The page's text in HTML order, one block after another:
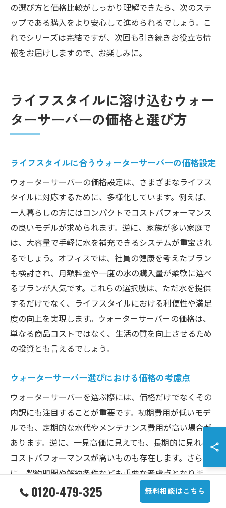
の選び方と価格比較がしっかり理解できたら、次のステ
ップである購入をより安心して進められるでしょう。こ
れでシリーズは完結ですが、次回も引き続きお役立ち情
報をお届けしますので、お楽しみに。
ライフスタイルに溶け込むウォー
ターサーバーの価格と選び方
ライフスタイルに合うウォーターサーバーの価格設定
ウォーターサーバーの価格設定は、さまざまなライフス
タイルに対応するために、多様化しています。例えば、
一人暮らしの方にはコンパクトでコストパフォーマンス
の良いモデルが求められます。逆に、家族が多い家庭で
は、大容量で手軽に水を補充できるシステムが重宝され
るでしょう。オフィスでは、社員の健康を考えたプラン
も検討され、月額料金や一度の水の購入量が柔軟に選べ
るプランが人気です。これらの選択肢は、ただ水を提供
するだけでなく、ライフスタイルにおける利便性や満足
度の向上を実現します。ウォーターサーバーの価格は、
単なる商品コストではなく、生活の質を向上させるため
の投資とも言えるでしょう。
ウォーターサーバー選びにおける価格の考慮点
ウォーターサーバーを選ぶ際には、価格だけでなくその
内訳にも注目することが重要です。初期費用が低いモデ
ルでも、定期的な水代やメンテナンス費用が高い場合が
あります。逆に、一見高価に見えても、長期的に見れば
コストパフォーマンスが高いものも存在します。さら
に、契約期間や解約条件なども重要な考慮点となりま
す。これらの要素を総合的に評価することで、自分のラ
イフスタイルに最も適したウォーターサーバーを選ぶこ
0120-479-325 無料相談はこちら